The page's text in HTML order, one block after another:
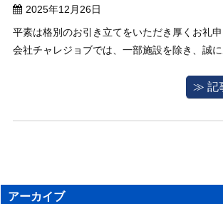
2025年12月26日
平素は格別のお引き立てをいただき厚くお礼
会社チャレジョブでは、一部施設を除き、誠
月4日まで（一部施設については29日まで営
≫ 記
アーカイブ